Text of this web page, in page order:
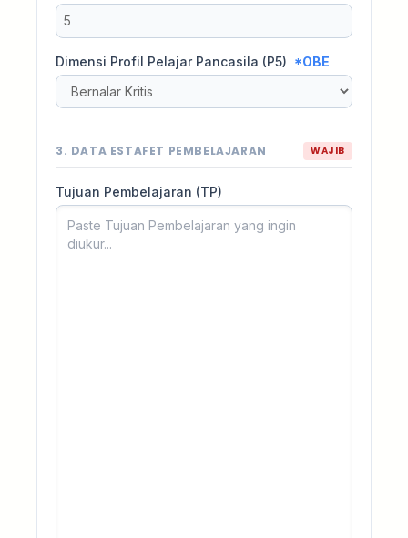
Dimensi Profil Pelajar Pancasila (P5) *OBE
3. DATA ESTAFET PEMBELAJARAN WAJIB
Tujuan Pembelajaran (TP)